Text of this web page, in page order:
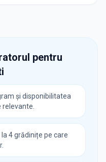
pentru
și disponibilitatea
relevante.
4 grădinițe pe care